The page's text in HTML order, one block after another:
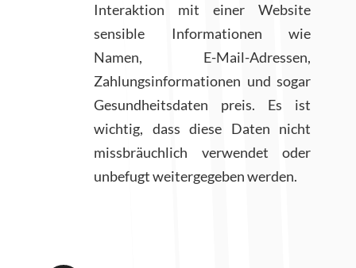
Interaktion mit einer Website
sensible Informationen wie
Namen, E-Mail-Adressen,
Zahlungsinformationen und sogar
Gesundheitsdaten preis. Es ist
wichtig, dass diese Daten nicht
missbräuchlich verwendet oder
unbefugt weitergegeben werden.